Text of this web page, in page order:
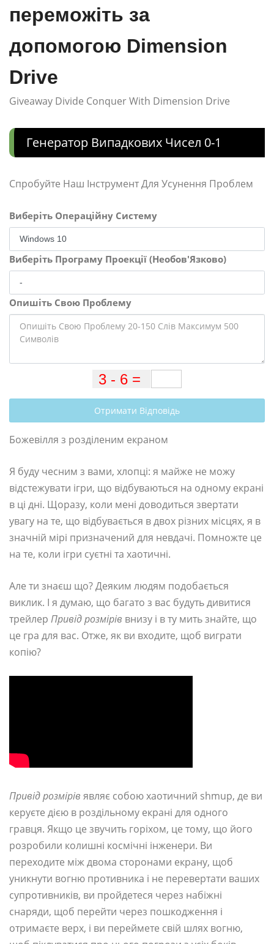
переможіть за
допомогою Dimension
Drive
Giveaway Divide Conquer With Dimension Drive
Генератор Випадкових Чисел 0-1
Спробуйте Наш Інструмент Для Усунення Проблем
Виберіть Операційну Систему
Виберіть Програму Проекції (Необов'Язково)
Опишіть Свою Проблему
Отримати Відповідь
Божевілля з розділеним екраном
Я буду чесним з вами, хлопці: я майже не можу
відстежувати ігри, що відбуваються на одному екрані
в ці дні. Щоразу, коли мені доводиться звертати
увагу на те, що відбувається в двох різних місцях, я в
значній мірі призначений для невдачі. Помножте це
на те, коли ігри суєтні та хаотичні.
Але ти знаєш що? Деяким людям подобається
виклик. І я думаю, що багато з вас будуть дивитися
трейлер Привід розмірів внизу і в ту мить знайте, що
це гра для вас. Отже, як ви входите, щоб виграти
копію?
Привід розмірів являє собою хаотичний shmup, де ви
керуєте дією в роздільному екрані для одного
гравця. Якщо це звучить горіхом, це тому, що його
розробили колишні космічні інженери. Ви
переходите між двома сторонами екрану, щоб
уникнути вогню противника і не перевертати ваших
супротивників, ви пройдетеся через набіжні
снаряди, щоб перейти через пошкодження і
отримаєте верх, і ви переймете свій шлях вогню,